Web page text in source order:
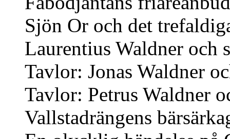
Sjön Or och det
Laurentius Waldner och
Tavlor: Jonas Waldner
Tavlor: Petrus Waldner
Vallstadrängens